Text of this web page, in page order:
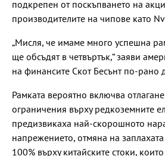
подкрепен от поскъпването на
производителите на чипове като
„Мисля, че имаме много успешна
ще обсъдят в четвъртък,“ заяви
на финансите Скот Бесънт по-рано
Рамката вероятно включва
ограничения върху редкоземните
предизвикаха най-скорошното
напрежението, отмяна на
100% върху китайските стоки,